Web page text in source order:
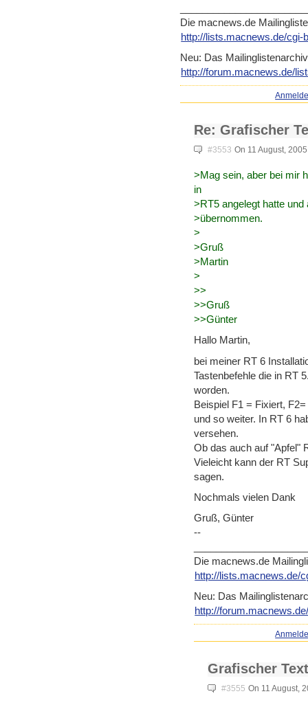
Die macnews.de
http://lists.macnews.de/cgi-
Neu: Das
http://forum.macnews.de/
Re: Grafischer
#3553 On 11 August,
>Mag sein, aber bei mir
in
>RT5 angelegt hatte
>übernommen.
>
>Gruß
>Martin
>
>>
>>Gruß
>>Günter
Hallo Martin,
bei meiner RT 6
Tastenbefehle die in RT
worden.
Beispiel F1 = Fixiert,
und so weiter. In RT 6
versehen.
Ob das auch auf "Apfel"
Vieleicht kann der RT
sagen.
Nochmals vielen Dank
Gruß, Günter
--
Die macnews.de
http://lists.macnews.de/
Neu: Das
http://
Grafischer
#3555 On 11 August,